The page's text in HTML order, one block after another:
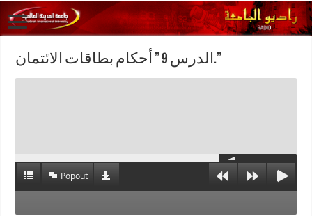
الدرس 9 ” أحكام بطاقات الائتمان.”
Popout